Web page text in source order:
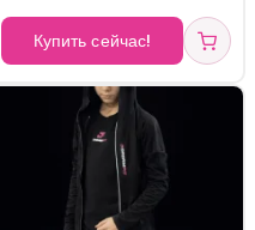
Купить сейчас!